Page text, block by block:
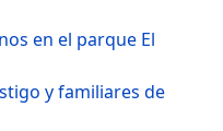
en el parque El
y familiares de